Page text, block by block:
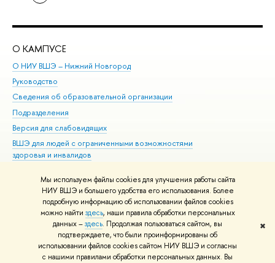
Мы используем файлы cookies для улучшения работы сайта
НИУ ВШЭ и большего удобства его использования. Более
подробную информацию об использовании файлов cookies
можно найти здесь, наши правила обработки персональных
данных –здесь. Продолжая пользоваться сайтом, вы
подтверждаете, что были проинформированы об
использовании файлов cookies сайтом НИУ ВШЭ и согласны
с нашими правилами обработки персональных данных. Вы
✖
О КАМПУСЕ
О НИУ ВШЭ – Нижний Новгород
Руководство
Сведения об образовательной организации
Подразделения
Версия для слабовидящих
ВШЭ для людей с ограниченными возможностями
здоровья и инвалидов
© НИУ ВШЭ 1993–2026 Адреса и контакты Условия использования
материалов Политика конфиденциальности Карта сайта